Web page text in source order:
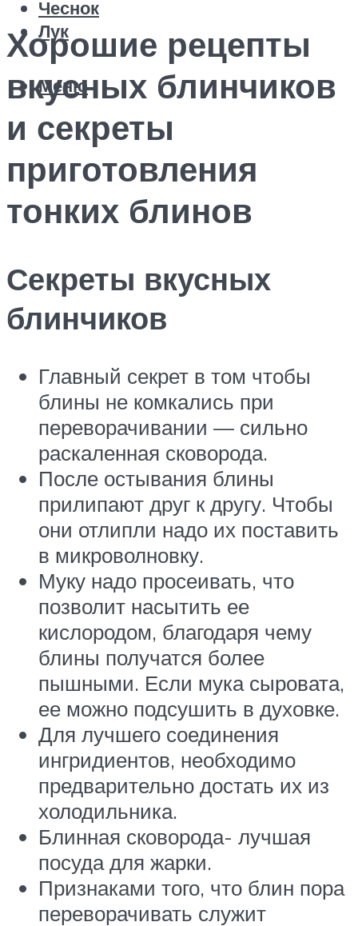
Чеснок
Лук
Меню
Хорошие рецепты
вкусных блинчиков
и секреты
приготовления
тонких блинов
Секреты вкусных
блинчиков
Главный секрет в том чтобы
блины не комкались при
переворачивании — сильно
раскаленная сковорода.
После остывания блины
прилипают друг к другу. Чтобы
они отлипли надо их поставить
в микроволновку.
Муку надо просеивать, что
позволит насытить ее
кислородом, благодаря чему
блины получатся более
пышными. Если мука сыровата,
ее можно подсушить в духовке.
Для лучшего соединения
ингридиентов, необходимо
предварительно достать их из
холодильника.
Блинная сковорода- лучшая
посуда для жарки.
Признаками того, что блин пора
переворачивать служит